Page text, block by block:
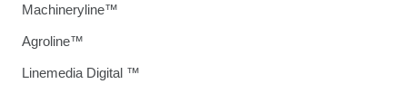
Machineryline™
Agroline™
Linemedia Digital ™